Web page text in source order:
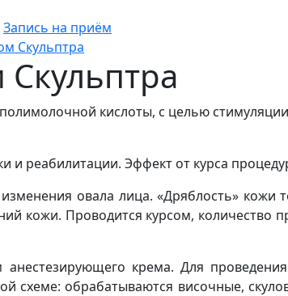
Запись на приём
Скульптра
кислоты, с целью
и реабилитации. Эффект от курса
овала лица. «Дряблость» кожи
кожи. Проводится курсом, количество
крема. Для
схеме: обрабатываются височные,